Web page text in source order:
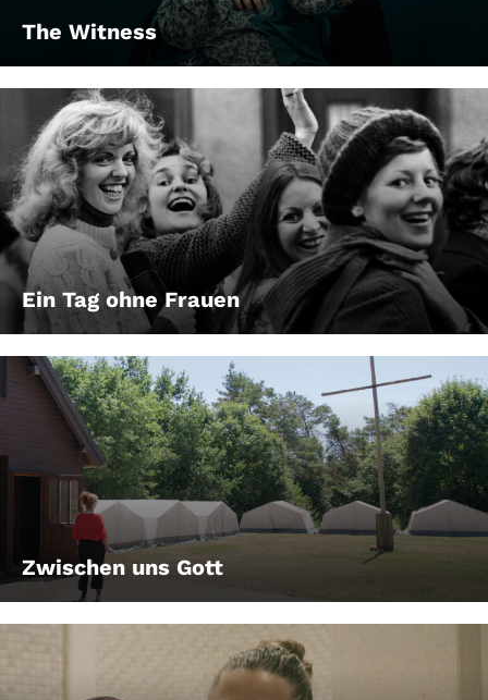
The Witness
Ein Tag ohne Frauen
Zwischen uns Gott